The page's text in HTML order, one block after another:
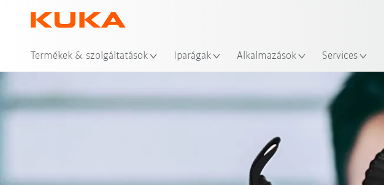
Termékek & szolgáltatások Iparágak Alkalmazások Services